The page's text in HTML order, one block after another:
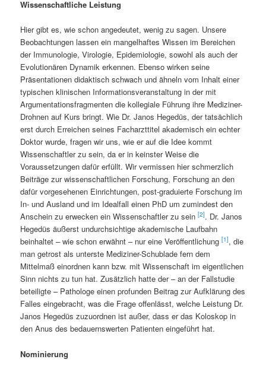
Wissenschaftliche Leistung
Hier gibt es, wie schon angedeutet, wenig zu sagen. Unsere
Beobachtungen lassen ein mangelhaftes Wissen im Bereichen
der Immunologie, Virologie, Epidemiologie, sowohl als auch der
Evolutionären Dynamik erkennen. Ebenso wirken seine
Präsentationen didaktisch schwach und ähneln vom Inhalt einer
typischen klinischen Informationsveranstaltung in der mit
Argumentationsfragmenten die kollegiale Führung ihre Mediziner-
Drohnen auf Kurs bringt. Wie Dr. Janos Hegedüs, der tatsächlich
erst durch Erreichen seines Facharzttitel akademisch ein echter
Doktor wurde, fragen wir uns, wie er auf die Idee kommt
Wissenschaftler zu sein, da er in keinster Weise die
Voraussetzungen dafür erfüllt. Wir vermissen hier schmerzlich
Beiträge zur wissenschaftlichen Forschung, Forschung an den
dafür vorgesehenen Einrichtungen, post-graduierte Forschung im
In- und Ausland und im Idealfall einen PhD um zumindest den
Anschein zu erwecken ein Wissenschaftler zu sein[2]. Dr. Janos
Hegedüs äußerst undurchsichtige akademische Laufbahn
beinhaltet – wie schon erwähnt – nur eine Veröffentlichung[1], die
man getrost als unterste Mediziner-Schublade fern dem
Mittelmaß einordnen kann bzw. mit Wissenschaft im eigentlichen
Sinn nichts zu tun hat. Zusätzlich hatte der – an der Fallstudie
beteiligte – Pathologe einen profunden Beitrag zur Aufklärung des
Falles eingebracht, was die Frage offenlässt, welche Leistung Dr.
Janos Hegedüs zuzuordnen ist außer, dass er das Koloskop in
den Anus des bedauernswerten Patienten eingeführt hat.
Nominierung